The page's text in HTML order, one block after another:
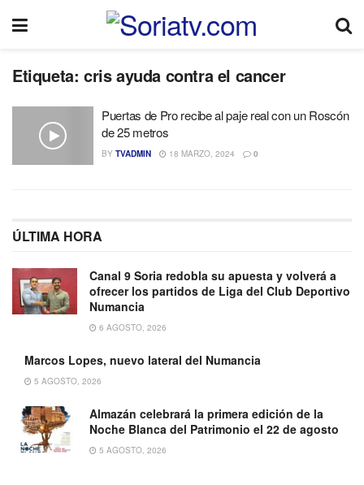
Etiqueta: cris ayuda contra el cancer
Puertas de Pro recibe al paje real con un Roscón
de 25 metros
BY TVADMIN 18 MARZO, 2024 0
ÚLTIMA HORA
Canal 9 Soria redobla su apuesta y volverá a
ofrecer los partidos de Liga del Club Deportivo
Numancia
6 AGOSTO, 2026
Marcos Lopes, nuevo lateral del Numancia
5 AGOSTO, 2026
Almazán celebrará la primera edición de la
Noche Blanca del Patrimonio el 22 de agosto
5 AGOSTO, 2026